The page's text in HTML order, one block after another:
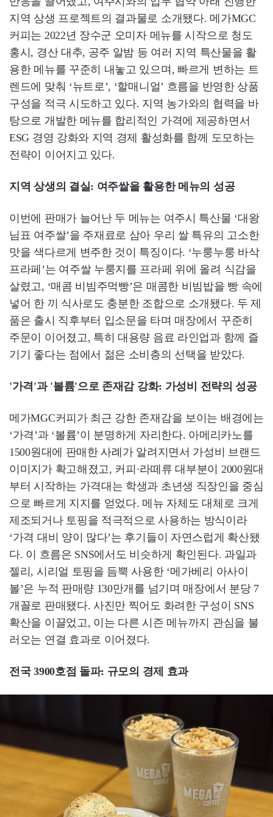
지역 상생 프로젝트의 결과물로 소개됐다. 메가MGC
커피는 2022년 장수군 오미자 메뉴를 시작으로 청도
홍시, 경산 대추, 공주 알밤 등 여러 지역 특산물을 활
용한 메뉴를 꾸준히 내놓고 있으며, 빠르게 변하는 트
렌드에 맞춰 ‘뉴트로’, ‘할매니얼’ 흐름을 반영한 상품
구성을 적극 시도하고 있다. 지역 농가와의 협력을 바
탕으로 개발한 메뉴를 합리적인 가격에 제공하면서
ESG 경영 강화와 지역 경제 활성화를 함께 도모하는
전략이 이어지고 있다.
지역 상생의 결실: 여주쌀을 활용한 메뉴의 성공
이번에 판매가 늘어난 두 메뉴는 여주시 특산물 ‘대왕
님표 여주쌀’을 주재료로 삼아 우리 쌀 특유의 고소한
맛을 색다르게 변주한 것이 특징이다. ‘누룽누룽 바삭
프라페’는 여주쌀 누룽지를 프라페 위에 올려 식감을
살렸고, ‘매콤 비빔주먹빵’은 매콤한 비빔밥을 빵 속에
넣어 한 끼 식사로도 충분한 조합으로 소개됐다. 두 제
품은 출시 직후부터 입소문을 타며 매장에서 꾸준히
주문이 이어졌고, 특히 대용량 음료 라인업과 함께 즐
기기 좋다는 점에서 젊은 소비층의 선택을 받았다.
'가격'과 '볼륨'으로 존재감 강화: 가성비 전략의 성공
메가MGC커피가 최근 강한 존재감을 보이는 배경에는
‘가격’과 ‘볼륨’이 분명하게 자리한다. 아메리카노를
1500원대에 판매한 사례가 알려지면서 가성비 브랜드
이미지가 확고해졌고, 커피·라떼류 대부분이 2000원대
부터 시작하는 가격대는 학생과 초년생 직장인을 중심
으로 빠르게 지지를 얻었다. 메뉴 자체도 대체로 크게
제조되거나 토핑을 적극적으로 사용하는 방식이라
‘가격 대비 양이 많다’는 후기들이 자연스럽게 확산됐
다. 이 흐름은 SNS에서도 비슷하게 확인된다. 과일과
젤리, 시리얼 토핑을 듬뿍 사용한 ‘메가베리 아사이
볼’은 누적 판매량 130만개를 넘기며 매장에서 분당 7
개꼴로 판매됐다. 사진만 찍어도 화려한 구성이 SNS
확산을 이끌었고, 이는 다른 시즌 메뉴까지 관심을 불
러오는 연결 효과로 이어졌다.
전국 3900호점 돌파: 규모의 경제 효과